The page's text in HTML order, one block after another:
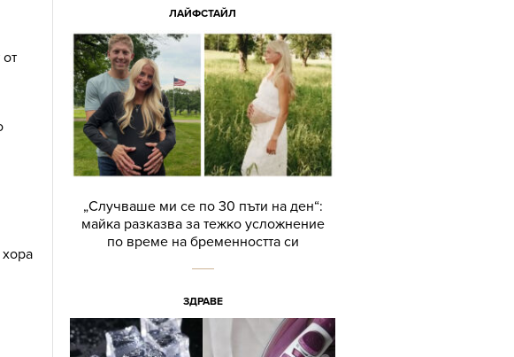
ЛАЙФСТАЙЛ
„Случваше ми се по 30 пъти на ден“:
майка разказва за тежко усложнение
по време на бременността си
ЗДРАВЕ